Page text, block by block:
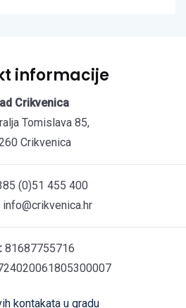
informacije
Crikvenica
Tomislava 85,
Crikvenica
(0)51 455 400
info@crikvenica.hr
81687755716
kontakata u gradu